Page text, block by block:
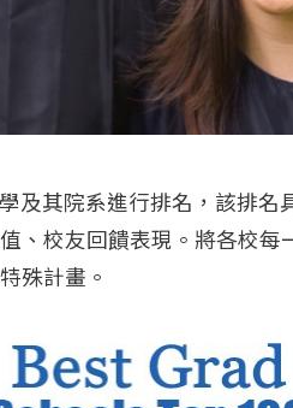
及其院系進行排名，該排名
校友回饋表現。將各校每
殊計畫。